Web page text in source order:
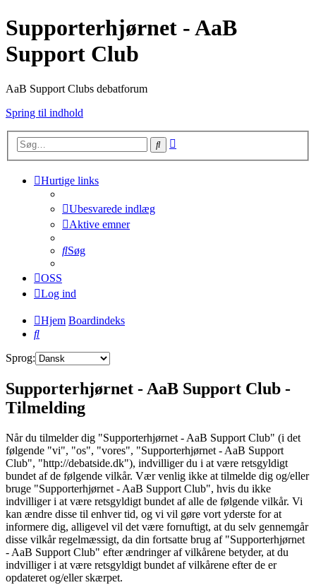
Supporterhjørnet - AaB
Support Club
AaB Support Clubs debatforum
Spring til indhold
Søg
Hurtige links
Ubesvarede indlæg
Aktive emner
Søg
OSS
Log ind
Hjem Boardindeks
Søg
Sprog:
Supporterhjørnet - AaB Support Club -
Tilmelding
Når du tilmelder dig "Supporterhjørnet - AaB Support Club" (i det
følgende "vi", "os", "vores", "Supporterhjørnet - AaB Support
Club", "http://debatside.dk"), indvilliger du i at være retsgyldigt
bundet af de følgende vilkår. Vær venlig ikke at tilmelde dig og/eller
bruge "Supporterhjørnet - AaB Support Club", hvis du ikke
indvilliger i at være retsgyldigt bundet af alle de følgende vilkår. Vi
kan ændre disse til enhver tid, og vi vil gøre vort yderste for at
informere dig, alligevel vil det være fornuftigt, at du selv gennemgår
disse vilkår regelmæssigt, da din fortsatte brug af "Supporterhjørnet
- AaB Support Club" efter ændringer af vilkårene betyder, at du
indvilliger i at være retsgyldigt bundet af vilkårene efter de er
opdateret og/eller skærpet.